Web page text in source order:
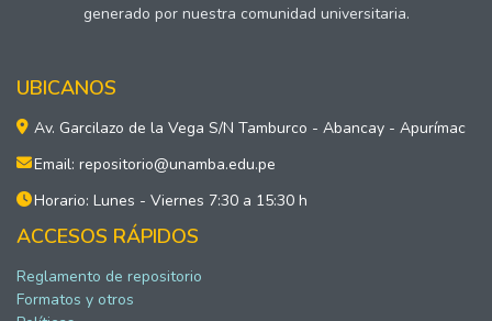
generado por nuestra comunidad universitaria.
UBICANOS
Av. Garcilazo de la Vega S/N Tamburco - Abancay - Apurímac
Email: repositorio@unamba.edu.pe
Horario: Lunes - Viernes 7:30 a 15:30 h
ACCESOS RÁPIDOS
Reglamento de repositorio
Formatos y otros